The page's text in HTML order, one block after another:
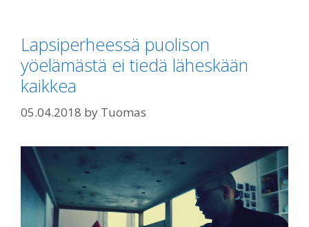
Lapsiperheessä puolison
yöelämästä ei tiedä läheskään
kaikkea
05.04.2018 by Tuomas